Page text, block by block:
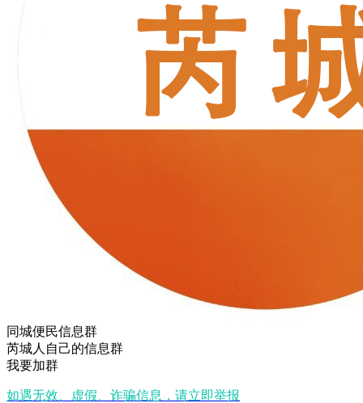
同城便民信息群
芮城人自己的信息群
我要加群
如遇无效、虚假、诈骗信息，请立即举报